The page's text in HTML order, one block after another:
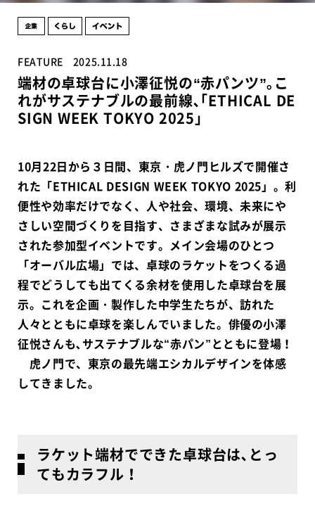
FEATURE 2025.11.18
端材の卓球台に小澤征悦の“赤パンツ”｡こ
れがサステナブルの最前線､｢ETHICAL DE
SIGN WEEK TOKYO 2025｣
10月22日から３日間、東京・虎ノ門ヒルズで開催さ
れた「ETHICAL DESIGN WEEK TOKYO 2025」。利
便性や効率だけでなく、人や社会、環境、未来にや
さしい空間づくりを目指す、さまざまな試みが展示
された参加型イベントです。メイン会場のひとつ
「オーバル広場」では、卓球のラケットをつくる過
程でどうしても出てくる余材を使用した卓球台を展
示。これを企画・製作した中学生たちが、訪れた
人々とともに卓球を楽しんでいました。俳優の小澤
征悦さんも､サステナブルな“赤パン”とともに登場！
虎ノ門で、東京の最先端エシカルデザインを体感
してきました。
ラケット端材でできた卓球台は､とっ
てもカラフル！